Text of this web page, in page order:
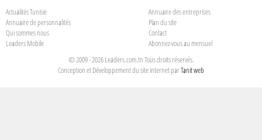
Actualités Tunisie
Annuaire des entreprises
Annuaire de personnalités
Plan du site
Qui sommes nous
Contact
Leaders Mobile
Abonnez-vous au mensuel
© 2009 - 2026 Leaders.com.tn Tous droits réservés.
Conception et Développement du site internet parTanit web